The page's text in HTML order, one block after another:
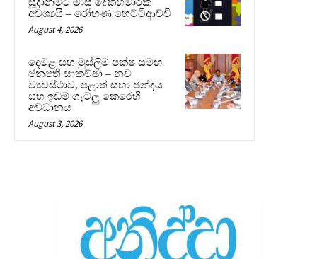
අවශ්‍යයි – රෝහණ හෙට්ටිආච්චි
August 4, 2026
දෙමළ සහ මුස්ලිම් පක්ෂ සමඟ
ජනපති සාකච්ඡා – නව
ව්‍යවස්ථාව, පළාත් සභා ඡන්දය
සහ ඉඩම් ගැටලු කෙරෙහි
අවධානය
August 3, 2026